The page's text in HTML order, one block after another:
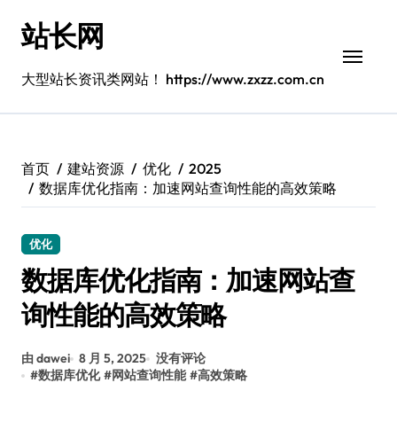
站长网
大型站长资讯类网站！ https://www.zxzz.com.cn
首页 建站资源 优化
2025
数据库优化指南：加速网站查询性能的高效策略
优化
数据库优化指南：加速网站查
询性能的高效策略
由 dawei 8 月 5, 2025 没有评论
#数据库优化 #网站查询性能 #高效策略